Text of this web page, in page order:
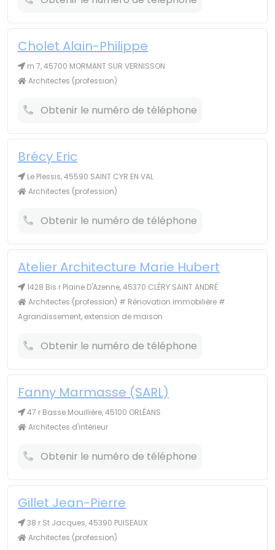
Cholet Alain-Philippe
rn 7, 45700 MORMANT SUR VERNISSON
Architectes (profession)
Obtenir le numéro de téléphone
Brécy Eric
Le Plessis, 45590 SAINT CYR EN VAL
Architectes (profession)
Obtenir le numéro de téléphone
Atelier Architecture Marie Hubert
1428 Bis r Plaine D'Azenne, 45370 CLÉRY SAINT ANDRÉ
Architectes (profession) # Rénovation immobilière #
Agrandissement, extension de maison
Obtenir le numéro de téléphone
Fanny Marmasse (SARL)
47 r Basse Mouillière, 45100 ORLÉANS
Architectes d'intérieur
Obtenir le numéro de téléphone
Gillet Jean-Pierre
38 r St Jacques, 45390 PUISEAUX
Architectes (profession)